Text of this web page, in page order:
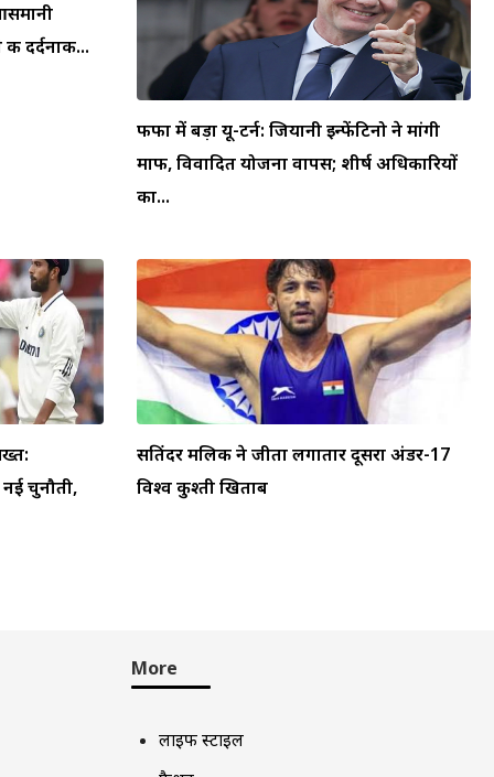
दर्दनाक...
फीफा में बड़ा यू-टर्न: जियानी इन्फेंटिनो ने मांगी
माफी, विवादित योजना वापस; शीर्ष अधिकारियों
का...
चुनौती,
सतिंदर मलिक ने जीता लगातार दूसरा अंडर-17
विश्व कुश्ती खिताब
More
लाइफ स्टाइल